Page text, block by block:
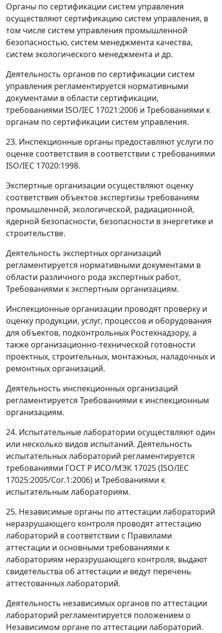
Органы по сертификации систем управления
осуществляют сертификацию систем управления, в
том числе систем управления промышленной
безопасностью, систем менеджмента качества,
систем экологического менеджмента и др.
Деятельность органов по сертификации систем
управления регламентируется нормативными
документами в области сертификации,
требованиями ISO/IEC 17021:2006 и Требованиями к
органам по сертификации систем управления.
23. Инспекционные органы предоставляют услуги по
оценке соответствия в соответствии с требованиями
ISO/IEC 17020:1998.
Экспертные организации осуществляют оценку
соответствия объектов экспертизы требованиям
промышленной, экологической, радиационной,
ядерной безопасности, безопасности в энергетике и
строительстве.
Деятельность экспертных организаций
регламентируется нормативными документами в
области различного рода экспертных работ,
Требованиями к экспертным организациям.
Инспекционные организации проводят проверку и
оценку продукции, услуг, процессов и оборудования
для объектов, подконтрольных Ростехнадзору, а
также организационно-технической готовности
проектных, строительных, монтажных, наладочных и
ремонтных организаций.
Деятельность инспекционных организаций
регламентируется Требованиями к инспекционным
организациям.
24. Испытательные лаборатории осуществляют один
или несколько видов испытаний. Деятельность
испытательных лабораторий регламентируется
требованиями ГОСТ Р ИСО/МЭК 17025 (ISO/IEC
17025:2005/Сог.1:2006) и Требованиями к
испытательным лабораториям.
25. Независимые органы по аттестации лабораторий
неразрушающего контроля проводят аттестацию
лабораторий в соответствии с Правилами
аттестации и основными требованиями к
лабораториям неразрушающего контроля, выдают
свидетельства об аттестации и ведут перечень
аттестованных лабораторий.
Деятельность независимых органов по аттестации
лабораторий регламентируется положением о
Независимом органе по аттестации лабораторий.